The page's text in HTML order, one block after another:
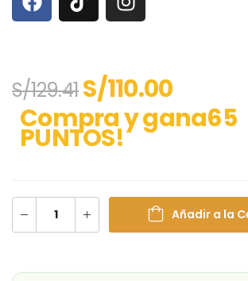
S/129.41S/110.00
Compra y gana65
PUNTOS!
Añadir a la